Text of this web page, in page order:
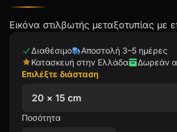
Εικόνα στιλβωτής μεταξοτυπίας με
Διαθέσιμο
Αποστολή 3–5 ημέρες
Κατασκευή στην Ελλάδα
Δωρεάν
Επιλέξτε διάσταση
Ποσότητα